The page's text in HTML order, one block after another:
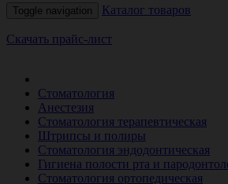
Toggle navigation Каталог товаров
Скачать прайс-лист
Стоматология
Анестезия
Стоматология терапевтическая
Штрипсы и полиры
Стоматология эндодонтическая
Гигиена полости рта и
Стоматология ортопедическая